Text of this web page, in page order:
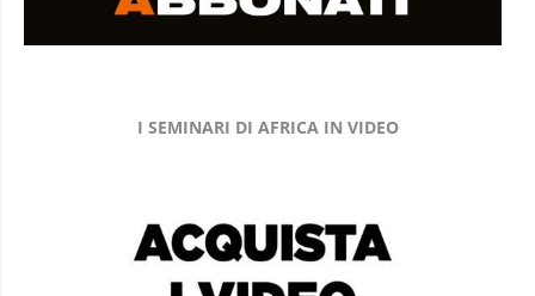
I SEMINARI DI AFRICA IN VIDEO